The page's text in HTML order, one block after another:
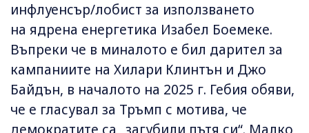
инфлуенсър/лобист за използването
на ядрена енергетика Изабел Боемеке.
Въпреки че в миналото е бил дарител за
кампаниите на Хилари Клинтън и Джо
Байдън, в началото на 2025 г. Гебия обяви,
че е гласувал за Тръмп с мотива, че